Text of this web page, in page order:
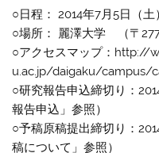
○日程： 2014年7月5日（土
○場所： 麗澤大学 （〒
○アクセスマップ：http://
u.ac.jp/daigaku/campus/
○研究報告申込締切り：
報告申込」参照）
○予稿原稿提出締切り：
稿について」参照）